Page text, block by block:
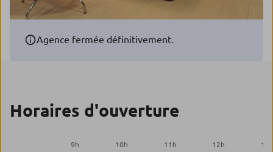
Agence fermée définitivement.
Horaires d'ouverture
9h 10h 11 h 12h 13